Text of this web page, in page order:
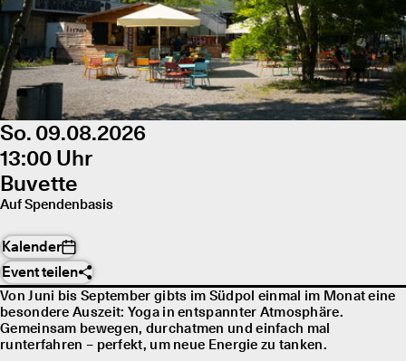
So. 09.08.2026
13:00 Uhr
Buvette
Auf Spendenbasis
Kalender
Event teilen
Von Juni bis September gibts im Südpol einmal im Monat eine
besondere Auszeit: Yoga in entspannter Atmosphäre.
Gemeinsam bewegen, durchatmen und einfach mal
runterfahren – perfekt, um neue Energie zu tanken.